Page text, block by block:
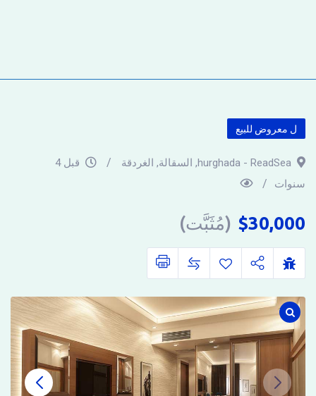
ل معروض للبيع
hurghada - ReadSea
, السقالة, الغردقة
قبل 4
سنوات
$30,000 (مُثَبَّت)